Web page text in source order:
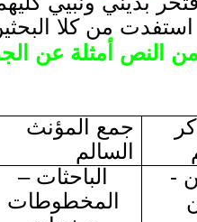
استفدت من كلا
النص أمثلة عن
جمع المؤنث
السالم
-
الباحثات –
المخطوطات